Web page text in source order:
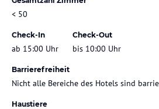
< 50
Check-In
ab 15:00 Uhr
Check-Out
bis 10:00 Uhr
Barrierefreiheit
Nicht alle Bereiche des Hotels sind
Haustiere